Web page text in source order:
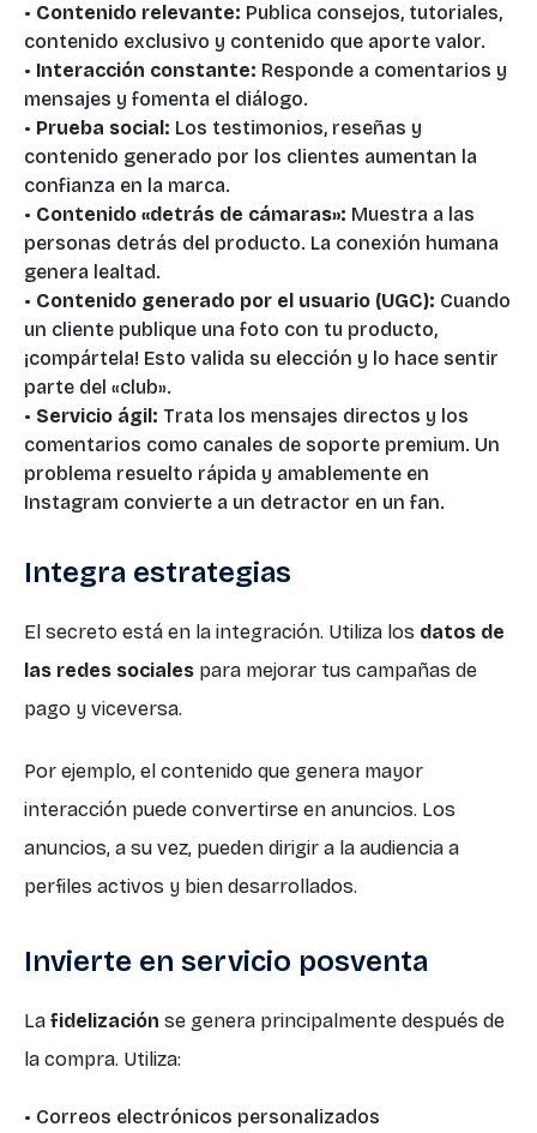
• Contenido relevante: Publica consejos, tutoriales,
contenido exclusivo y contenido que aporte valor.
• Interacción constante: Responde a comentarios y
mensajes y fomenta el diálogo.
• Prueba social: Los testimonios, reseñas y
contenido generado por los clientes aumentan la
confianza en la marca.
• Contenido «detrás de cámaras»: Muestra a las
personas detrás del producto. La conexión humana
genera lealtad.
• Contenido generado por el usuario (UGC): Cuando
un cliente publique una foto con tu producto,
¡compártela! Esto valida su elección y lo hace sentir
parte del «club».
• Servicio ágil: Trata los mensajes directos y los
comentarios como canales de soporte premium. Un
problema resuelto rápida y amablemente en
Instagram convierte a un detractor en un fan.
Integra estrategias
El secreto está en la integración. Utiliza los datos de
las redes sociales para mejorar tus campañas de
pago y viceversa.
Por ejemplo, el contenido que genera mayor
interacción puede convertirse en anuncios. Los
anuncios, a su vez, pueden dirigir a la audiencia a
perfiles activos y bien desarrollados.
Invierte en servicio posventa
La fidelización se genera principalmente después de
la compra. Utiliza:
• Correos electrónicos personalizados